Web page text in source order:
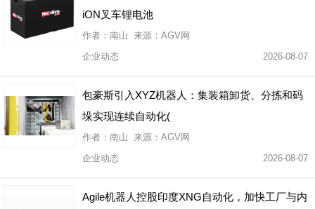
iON叉车锂电池
作者：南山 来源：AGV网
企业动态
2026-08-07
包豪斯引入XYZ机器人：集装箱卸货、分拣和码
垛实现连续自动化(
作者：南山 来源：AGV网
企业动态
2026-08-07
Agile机器人控股印度XNG自动化，加快工厂与内